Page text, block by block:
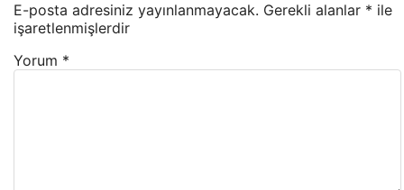
E-posta adresiniz yayınlanmayacak. Gerekli alanlar * ile
işaretlenmişlerdir
Yorum *